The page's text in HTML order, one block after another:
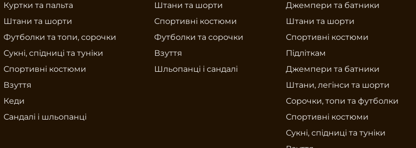
Куртки та пальта
Штани та шорти
Футболки та топи, сорочки
Сукні, спідниці та туніки
Спортивні костюми
Взуття
Кеди
Сандалі і шльопанці
Штани та шорти
Спортивні костюми
Футболки та сорочки
Взуття
Шльопанці і сандалі
Джемпери та батники
Штани та шорти
Спортивні костюми
Підліткам
Джемпери та батники
Штани, легінси та шорти
Сорочки, топи та футболки
Спортивні костюми
Сукні, спідниці та туніки